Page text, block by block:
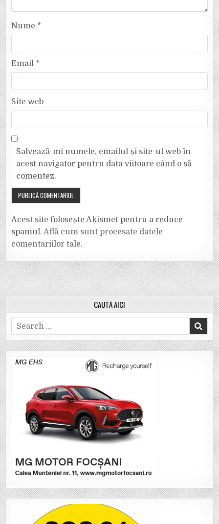
Nume *
Email *
Site web
Salvează-mi numele, emailul și site-ul web în
acest navigator pentru data viitoare când o să
comentez.
Acest site folosește Akismet pentru a reduce
spamul.Află cum sunt procesate datele
comentariilor tale.
CAUTĂ AICI
Search
for: